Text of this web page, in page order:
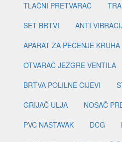
TLAČNI PRETVARAČ
SET BRTVI
ANTI
APARAT ZA PEČENJE KRUHA
OTVARAČ JEZGRE VENTILA
BRTVA POLILNE CIJEVI
GRIJAČ ULJA
NOSAČ
PVC NASTAVAK
DCG